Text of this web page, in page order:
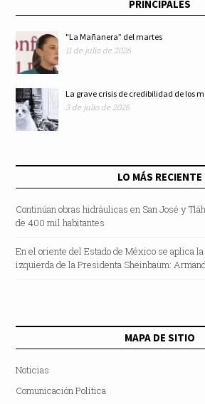
PRINCIPALES
"La Mañanera” del martes
11 de julio de 2026
La grave crisis de credibilidad de los
3 de julio de 2026
LO MÁS RECIENTE
Continúan obras hidráulicas en San José y
de 400 mil habitantes
En el oriente del Estado de México se aplica
izquierda de la Presidenta Sheinbaum:
MAPA DE SITIO
Noticias
Comunicación Política